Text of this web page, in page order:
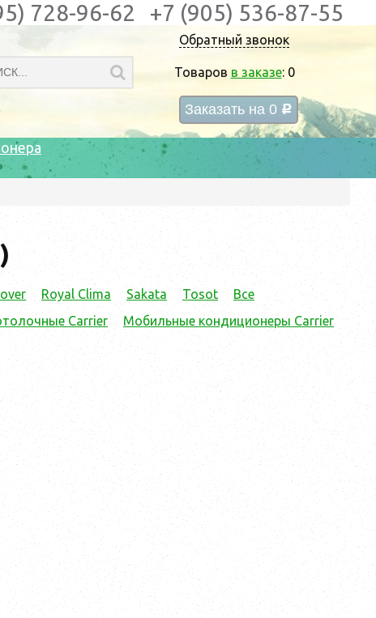
Обратный звонок
Товаров в заказе: 0
Заказать на 0 c
728-96-62 +7 (905) 536-87-55
Royal Clima Sakata Tosot
Все
Carrier
Мобильные кондиционеры Carrier